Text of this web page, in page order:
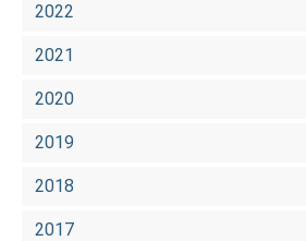
2022
2021
2020
2019
2018
2017